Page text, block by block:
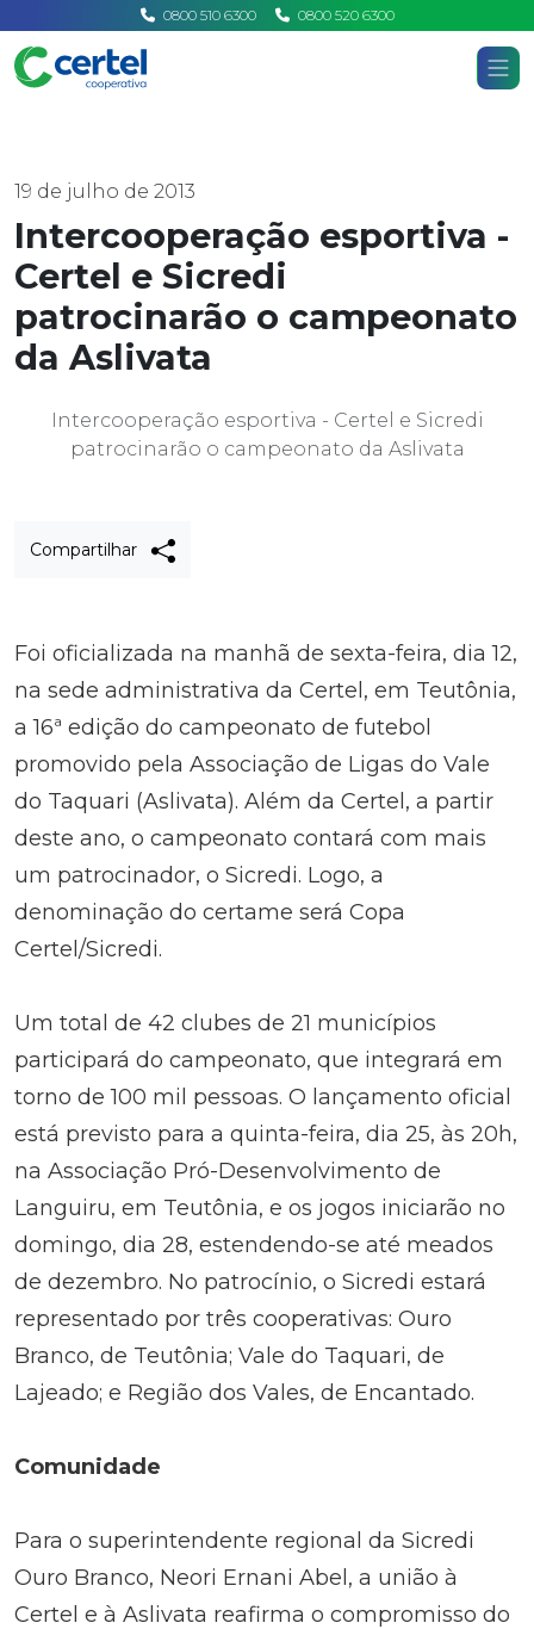
0800 510 6300 0800 520 6300
Certel
19 de julho de 2013
Intercooperação esportiva -
Certel e Sicredi
patrocinarão o campeonato
da Aslivata
Intercooperação esportiva - Certel e Sicredi
patrocinarão o campeonato da Aslivata
Compartilhar
Foi oficializada na manhã de sexta-feira, dia 12,
na sede administrativa da Certel, em Teutônia,
a 16ª edição do campeonato de futebol
promovido pela Associação de Ligas do Vale
do Taquari (Aslivata). Além da Certel, a partir
deste ano, o campeonato contará com mais
um patrocinador, o Sicredi. Logo, a
denominação do certame será Copa
Certel/Sicredi.
Um total de 42 clubes de 21 municípios
participará do campeonato, que integrará em
torno de 100 mil pessoas. O lançamento oficial
está previsto para a quinta-feira, dia 25, às 20h,
na Associação Pró-Desenvolvimento de
Languiru, em Teutônia, e os jogos iniciarão no
domingo, dia 28, estendendo-se até meados
de dezembro. No patrocínio, o Sicredi estará
representado por três cooperativas: Ouro
Branco, de Teutônia; Vale do Taquari, de
Lajeado; e Região dos Vales, de Encantado.
Comunidade
Para o superintendente regional da Sicredi
Ouro Branco, Neori Ernani Abel, a união à
Certel e à Aslivata reafirma o compromisso do